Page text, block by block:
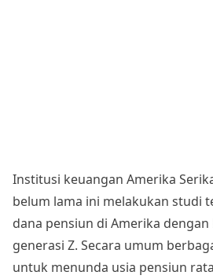
Institusi keuangan Amerika
belum lama ini melakukan studi
dana pensiun di Amerika
generasi Z. Secara umum
untuk menunda usia pensiun